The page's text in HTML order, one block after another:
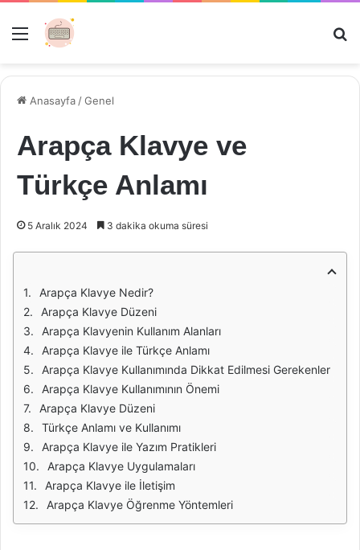
Menü
Anasayfa /Genel
Arapça Klavye ve
Türkçe Anlamı
5 Aralık 2024 3 dakika okuma süresi
Arapça Klavye Nedir?
Arapça Klavye Düzeni
Arapça Klavyenin Kullanım Alanları
Arapça Klavye ile Türkçe Anlamı
Arapça Klavye Kullanımında Dikkat Edilmesi Gerekenler
Arapça Klavye Kullanımının Önemi
Arapça Klavye Düzeni
Türkçe Anlamı ve Kullanımı
Arapça Klavye ile Yazım Pratikleri
Arapça Klavye Uygulamaları
Arapça Klavye ile İletişim
Arapça Klavye Öğrenme Yöntemleri